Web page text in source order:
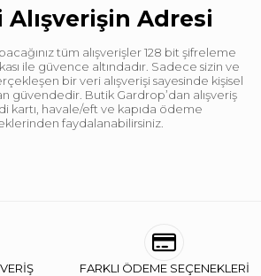
Alışverişin Adresi
tüm alışverişler 128 bit şifreleme
ile güvence altındadır. Sadece sizin ve
bir veri alışverişi sayesinde kişisel
güvendedir. Butik Gardrop’dan alışveriş
kartı, havale/eft ve kapıda ödeme
faydalanabilirsiniz.
FARKLI ÖDEME SEÇENEKLERİ